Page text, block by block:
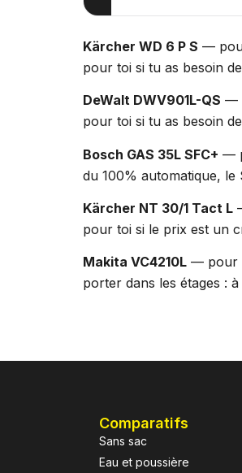
Kärcher WD 6 P S —
pour toi si tu as besoin
DeWalt DWV901L-QS —
pour toi si tu as besoin
Bosch GAS 35L SFC+ —
du 100% automatique,
Kärcher NT 30/1 Tact L
pour toi si le prix est un
Makita VC4210L — pour
porter dans les étages :
Comparatifs
Sans sac
Eau et poussière